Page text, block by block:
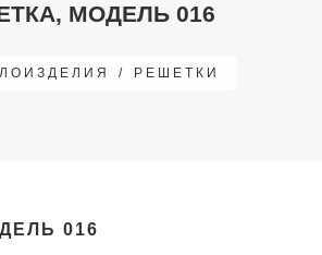
МОДЕЛЬ 016
/ РЕШЕТКИ
016